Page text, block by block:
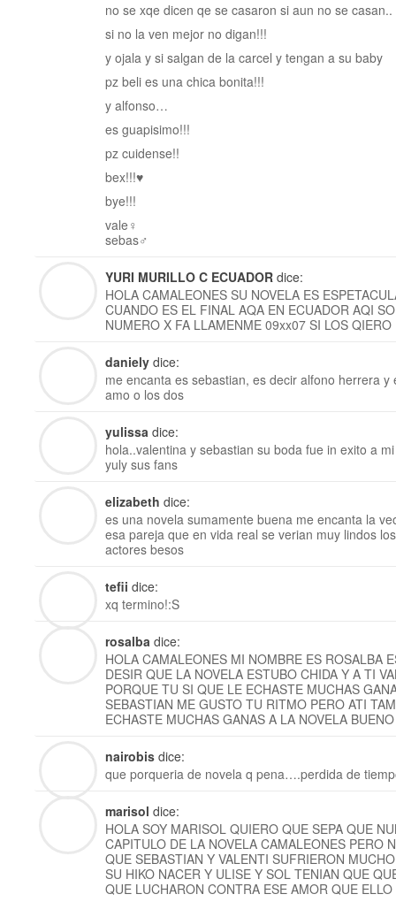
no se xqe dicen qe se casaron si aun no se casan..
si no la ven mejor no digan!!!
y ojala y si salgan de la carcel y tengan a su baby
pz beli es una chica bonita!!!
y alfonso…
es guapisimo!!!
pz cuidense!!
bex!!!♥
bye!!!
vale♀
sebas♂
YURI MURILLO C ECUADOR dice:
HOLA CAMALEONES SU NOVELA ES
CUANDO ES EL FINAL AQA EN ECUADOR AQI
NUMERO X FA LLAMENME 09xx07 SI LOS QIERO
daniely dice:
me encanta es sebastian, es decir alfono herrera
amo o los dos
yulissa dice:
hola..valentina y sebastian su boda fue in exito a
yuly sus fans
elizabeth dice:
es una novela sumamente buena me encanta la
esa pareja que en vida real se verian muy lindos
actores besos
tefii dice:
xq termino!:S
rosalba dice:
HOLA CAMALEONES MI NOMBRE ES ROSALBA
DESIR QUE LA NOVELA ESTUBO CHIDA Y A TI
PORQUE TU SI QUE LE ECHASTE MUCHAS
SEBASTIAN ME GUSTO TU RITMO PERO ATI
ECHASTE MUCHAS GANAS A LA NOVELA
nairobis dice:
que porqueria de novela q pena….perdida de
marisol dice:
HOLA SOY MARISOL QUIERO QUE SEPA QUE
CAPITULO DE LA NOVELA CAMALEONES PERO
QUE SEBASTIAN Y VALENTI SUFRIERON
SU HIKO NACER Y ULISE Y SOL TENIAN QUE
QUE LUCHARON CONTRA ESE AMOR QUE